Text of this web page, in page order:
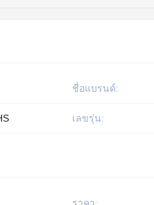
ชื่อแบรนด์:
เลขรุ่น: